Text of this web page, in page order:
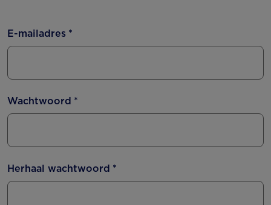
E-mailadres *
Wachtwoord *
Herhaal wachtwoord *